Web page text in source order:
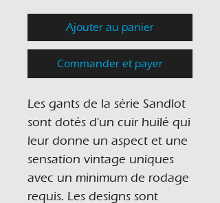
Ajouter au panier
Commander et payer
Les gants de la série Sandlot
sont dotés d'un cuir huilé qui
leur donne un aspect et une
sensation vintage uniques
avec un minimum de rodage
requis. Les designs sont